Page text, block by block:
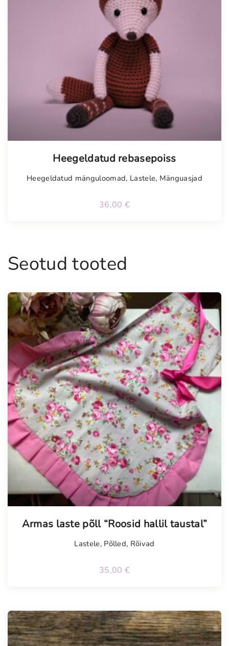
Heegeldatud rebasepoiss
Heegeldatud mänguloomad, Lastele, Mänguasjad
36,00 €
Seotud tooted
Armas laste põll “Roosid hallil taustal”
Lastele, Põlled, Rõivad
35,00 €